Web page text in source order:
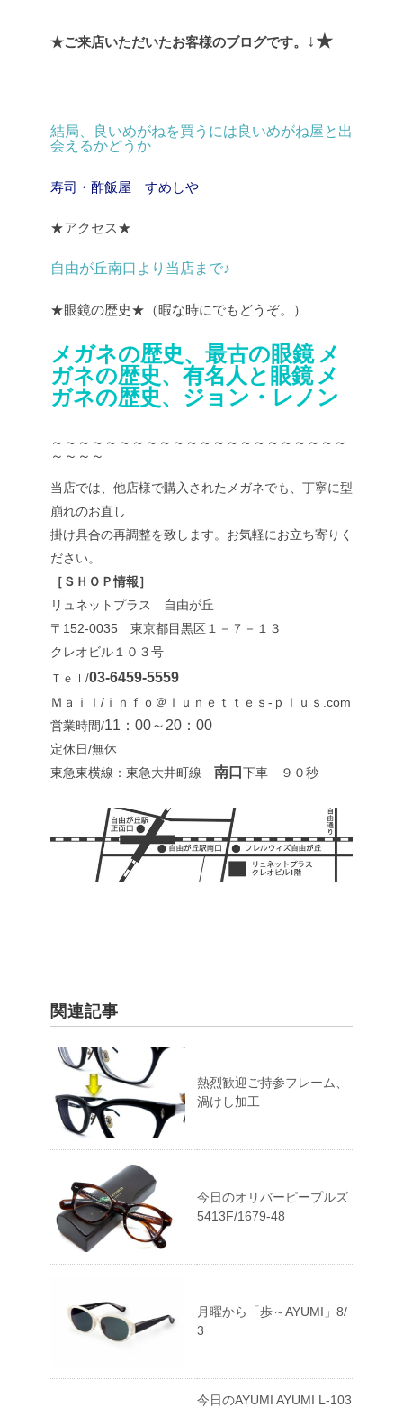
★ご来店いただいたお客様のブログです。 ↓★
結局、良いめがねを買うには良いめがね屋と出
会えるかどうか
寿司・酢飯屋 すめしや
★アクセス★
自由が丘南口より当店まで♪
★眼鏡の歴史★（暇な時にでもどうぞ。）
メガネの歴史、最古の眼鏡 メ
ガネの歴史、有名人と眼鏡 メ
ガネの歴史、ジョン・レノン
～～～～～～～～～～～～～～～～～～～～～～
～～～～
当店では、他店様で購入されたメガネでも、丁寧に型
崩れのお直し
掛け具合の再調整を致します。お気軽にお立ち寄りく
ださい。
［ＳＨＯＰ情報］
リュネットプラス 自由が丘
〒152-0035 東京都目黒区１－７－１３
クレオビル１０３号
Ｔｅｌ/03-6459-5559
Ｍａｉｌ/ｉｎｆｏ＠ｌｕｎｅｔｔｅｓ-ｐｌｕｓ.com
営業時間/11：00～20：00
定休日/無休
東急東横線：東急大井町線 南口 下車 ９０秒
関連記事
熱烈歓迎ご持参フレーム、
渦けし加工
今日のオリバーピープルズ
5413F/1679-48
月曜から「歩～AYUMI」8/
3
今日のAYUMI AYUMI L-103